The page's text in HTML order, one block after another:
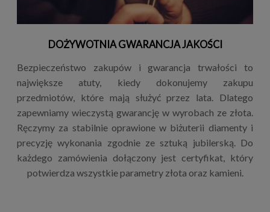
DOŻYWOTNIA GWARANCJA JAKOŚCI
Bezpieczeństwo zakupów i gwarancja trwałości to
największe atuty, kiedy dokonujemy zakupu
przedmiotów, które mają służyć przez lata. Dlatego
zapewniamy wieczystą gwarancję w wyrobach ze złota.
Ręczymy za stabilnie oprawione w biżuterii diamenty i
precyzję wykonania zgodnie ze sztuką jubilerską. Do
każdego zamówienia dołączony jest certyfikat, który
potwierdza wszystkie parametry złota oraz kamieni.